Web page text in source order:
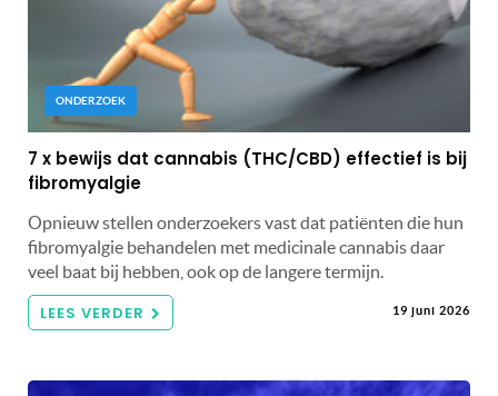
ONDERZOEK
7 x bewijs dat cannabis (THC/CBD) effectief is bij
fibromyalgie
Opnieuw stellen onderzoekers vast dat patiënten die hun
fibromyalgie behandelen met medicinale cannabis daar
veel baat bij hebben, ook op de langere termijn.
LEES VERDER 19 juni 2026